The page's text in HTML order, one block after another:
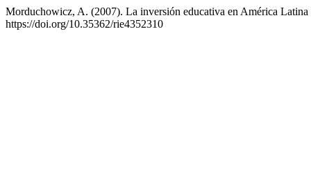
Morduchowicz, A. (2007). La inversión educativa en América
https://doi.org/10.35362/rie4352310